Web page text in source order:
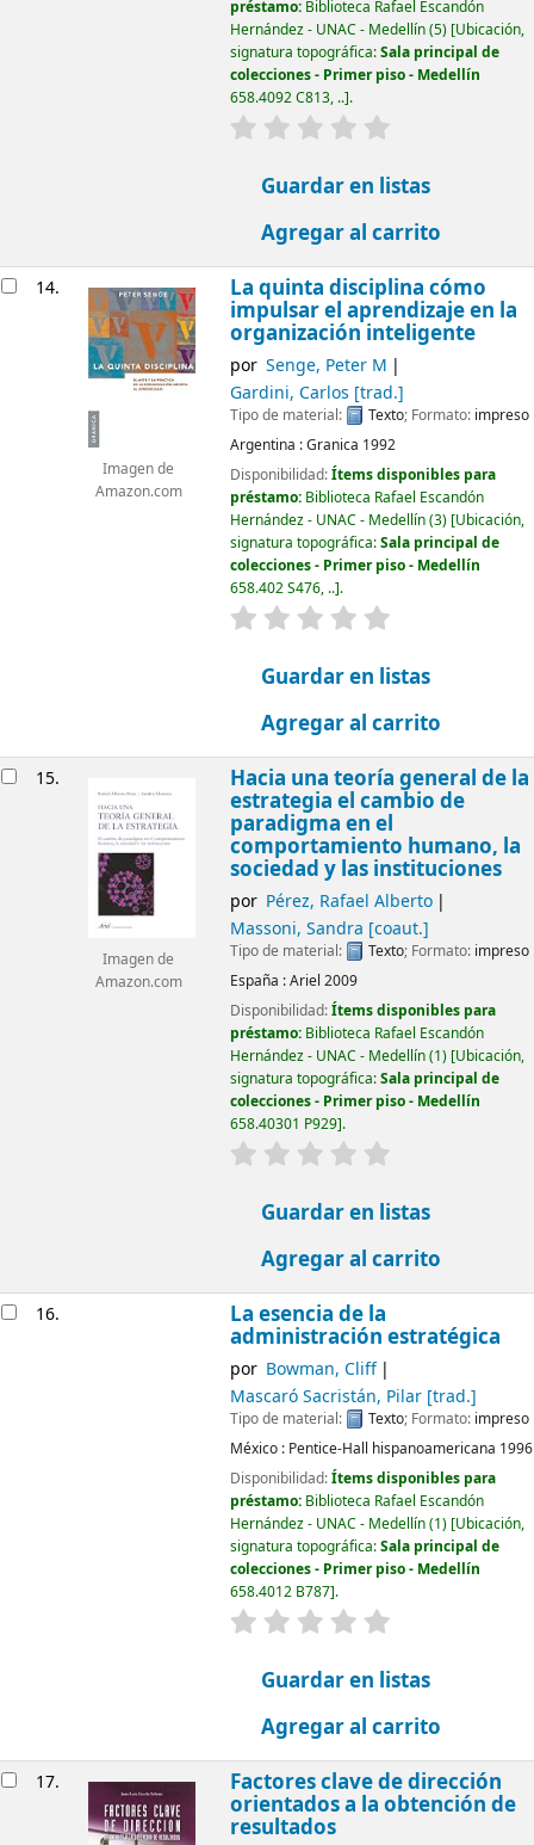
préstamo: Biblioteca Rafael Escandón
Hernández - UNAC - Medellín(5) Ubicación,
signatura topográfica:Sala principal de
colecciones - Primer piso - Medellín
658.4092 C813, .. .
valoración
Guardar en listas
Agregar al carrito
14.
Imagen de
Amazon.com
La quinta disciplina cómo
impulsar el aprendizaje en la
organización inteligente
por Senge, Peter M
Gardini, Carlos [trad.]
Tipo de material: Texto; Formato: impreso
Argentina :Granica 1992
Disponibilidad:Ítems disponibles para
préstamo: Biblioteca Rafael Escandón
Hernández - UNAC - Medellín(3) Ubicación,
signatura topográfica:Sala principal de
colecciones - Primer piso - Medellín
658.402 S476, .. .
valoración
Guardar en listas
Agregar al carrito
15.
Imagen de
Amazon.com
Hacia una teoría general de la
estrategia el cambio de
paradigma en el
comportamiento humano, la
sociedad y las instituciones
por Pérez, Rafael Alberto
Massoni, Sandra [coaut.]
Tipo de material: Texto; Formato: impreso
España :Ariel 2009
Disponibilidad:Ítems disponibles para
préstamo: Biblioteca Rafael Escandón
Hernández - UNAC - Medellín(1) Ubicación,
signatura topográfica:Sala principal de
colecciones - Primer piso - Medellín
658.40301 P929 .
valoración
Guardar en listas
Agregar al carrito
16. La esencia de la
administración estratégica
por Bowman, Cliff
Mascaró Sacristán, Pilar[trad.]
Tipo de material: Texto; Formato: impreso
México : Pentice-Hall hispanoamericana 1996
Disponibilidad:Ítems disponibles para
préstamo: Biblioteca Rafael Escandón
Hernández - UNAC - Medellín(1) Ubicación,
signatura topográfica:Sala principal de
colecciones - Primer piso - Medellín
658.4012 B787 .
valoración
Guardar en listas
Agregar al carrito
17. Factores clave de dirección
orientados a la obtención de
resultados